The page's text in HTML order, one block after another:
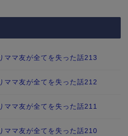
ママ友が全てを失った話213
ママ友が全てを失った話212
ママ友が全てを失った話211
ママ友が全てを失った話210